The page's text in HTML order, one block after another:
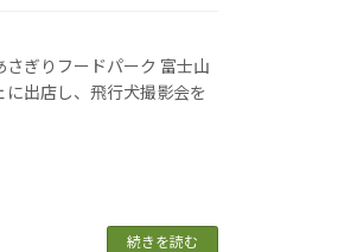
さぎりフードパーク 富士山
出店し、飛行犬撮影会を
続きを読む